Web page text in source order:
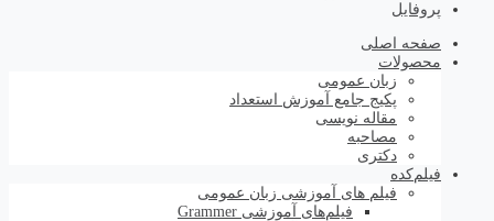
پروفایل
صفحه اصلی
محصولات
زبان عمومی
پکیج جامع آموزش استعداد
مقاله نویسی
مصاحبه
دکتری
فیلم‌کده
فیلم های آموزشی زبان عمومی
فیلم‌های آموزشی Grammer